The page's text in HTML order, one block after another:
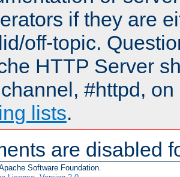
if they are
off-topic.
HTTP Server
#httpd,
lists.
are disabled
Software Foundation.